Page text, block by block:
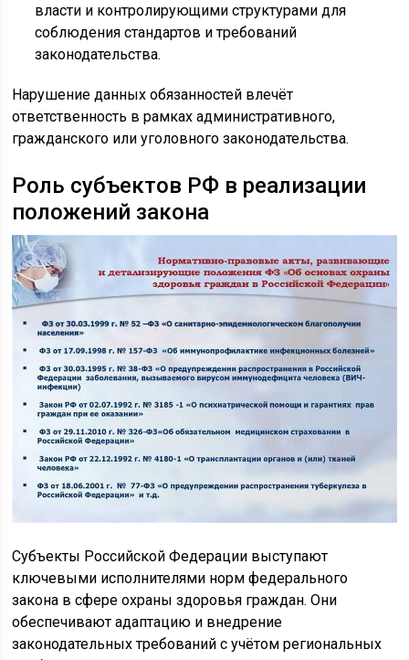
власти и контролирующими структурами для
соблюдения стандартов и требований
законодательства.
Нарушение данных обязанностей влечёт
ответственность в рамках административного,
гражданского или уголовного законодательства.
Роль субъектов РФ в реализации
положений закона
Субъекты Российской Федерации выступают
ключевыми исполнителями норм федерального
закона в сфере охраны здоровья граждан. Они
обеспечивают адаптацию и внедрение
законодательных требований с учётом региональных